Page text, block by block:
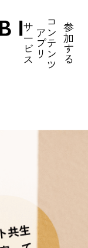
サ
ー
ビ
ス
ア
プ
リ
コ
ン
テ
ン
ツ
参
加
す
る